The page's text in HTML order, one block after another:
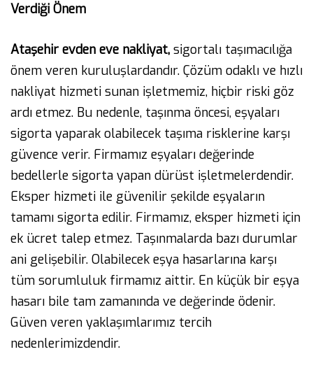
Verdiği Önem
Ataşehir evden eve nakliyat, sigortalı taşımacılığa
önem veren kuruluşlardandır. Çözüm odaklı ve hızlı
nakliyat hizmeti sunan işletmemiz, hiçbir riski göz
ardı etmez. Bu nedenle, taşınma öncesi, eşyaları
sigorta yaparak olabilecek taşıma risklerine karşı
güvence verir. Firmamız eşyaları değerinde
bedellerle sigorta yapan dürüst işletmelerdendir.
Eksper hizmeti ile güvenilir şekilde eşyaların
tamamı sigorta edilir. Firmamız, eksper hizmeti için
ek ücret talep etmez. Taşınmalarda bazı durumlar
ani gelişebilir. Olabilecek eşya hasarlarına karşı
tüm sorumluluk firmamız aittir. En küçük bir eşya
hasarı bile tam zamanında ve değerinde ödenir.
Güven veren yaklaşımlarımız tercih
nedenlerimizdendir.